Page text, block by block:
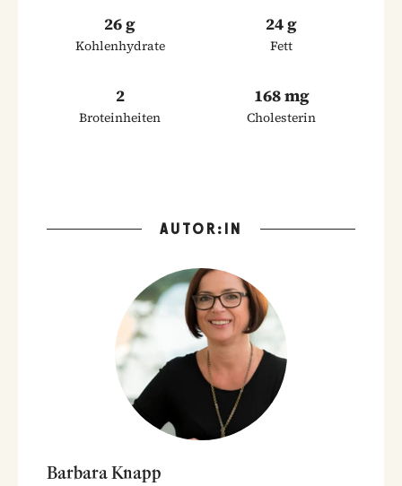
26 g
Kohlenhydrate
24 g
Fett
2
Broteinheiten
168 mg
Cholesterin
AUTOR:IN
Barbara Knapp